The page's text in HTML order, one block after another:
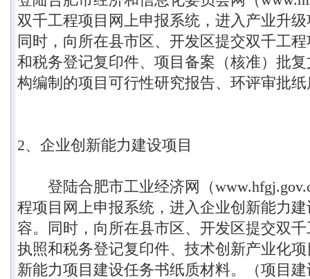
双千工程项目网上申报系统，进入产业升
同时，向所在县市区、开发区提交双千工
和税务登记复印件、项目备案（核准）批
构编制的项目可行性研究报告、环评审批
2、企业创新能力建设项目
登陆合肥市工业经济网（
程项目网上申报系统，进入企业创新能力
容。同时，向所在县市区、开发区提交双
执照和税务登记复印件、技术创新产业化
新能力项目建设任务书纸质材料。（项目